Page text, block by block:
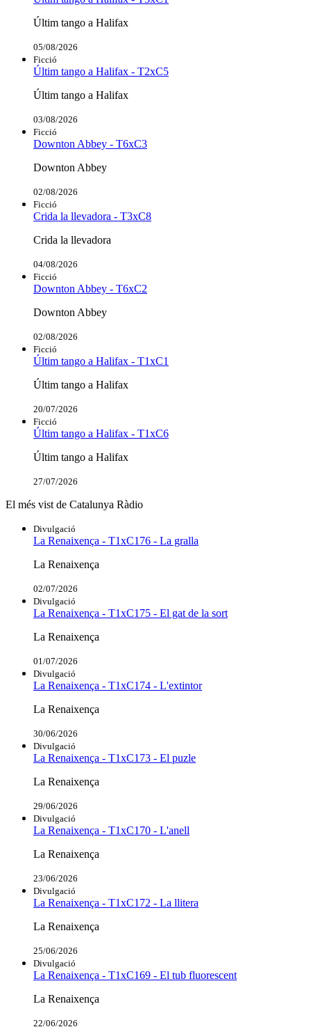
Últim tango a Halifax
05/08/2026
Ficció
Últim tango a Halifax - T2xC5
Últim tango a Halifax
03/08/2026
Ficció
Downton Abbey - T6xC3
Downton Abbey
02/08/2026
Ficció
Crida la llevadora - T3xC8
Crida la llevadora
04/08/2026
Ficció
Downton Abbey - T6xC2
Downton Abbey
02/08/2026
Ficció
Últim tango a Halifax - T1xC1
Últim tango a Halifax
20/07/2026
Ficció
Últim tango a Halifax - T1xC6
Últim tango a Halifax
27/07/2026
El més vist de Catalunya Ràdio
Divulgació
La Renaixença - T1xC176 - La gralla
La Renaixença
02/07/2026
Divulgació
La Renaixença - T1xC175 - El gat de la sort
La Renaixença
01/07/2026
Divulgació
La Renaixença - T1xC174 - L'extintor
La Renaixença
30/06/2026
Divulgació
La Renaixença - T1xC173 - El puzle
La Renaixença
29/06/2026
Divulgació
La Renaixença - T1xC170 - L'anell
La Renaixença
23/06/2026
Divulgació
La Renaixença - T1xC172 - La llitera
La Renaixença
25/06/2026
Divulgació
La Renaixença - T1xC169 - El tub fluorescent
La Renaixença
22/06/2026